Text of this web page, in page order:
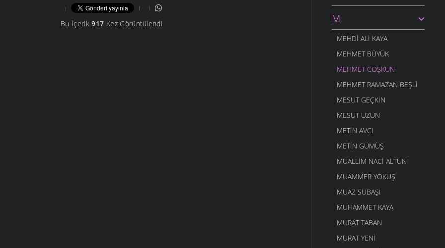
Bu İçerik917 Kez Görüntülendi
M
MEHDI ALI KAYA
MEHMET BÜYÜK
MEHMET COŞKUN
MEHMET RAMAZAN BEŞLI
MESUT GEÇKIN
MESUT UZUN
METIN AVCI
METIN GÜMÜŞ
MUALLIM NACI ALTUN
MUAMMER YOKUŞ
MUAZ SUBAŞI
MUHAMMET KAYA
MURAT TABAN
MURAT YENI